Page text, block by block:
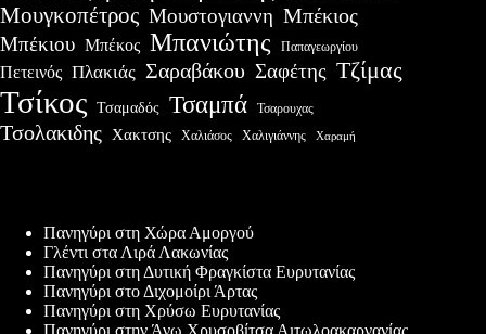
Μουγκοπέτρος Μουστογιαννη Μπέκιος
Μπέκιου Μπέκος Μπανιώτης Παπαγεωργίου
Πετεινός Πλακιάς Σαραβάκου Σαφέτης Τζίμας
Τσίκος Τσαμαδός Τσαμπά Τσαρουχας
Τσολακιδης Χακτσης Χαλιάσος Χαλιγιάννης Χαραμή
Πανηγύρι στη Χώρα Αμοργού
Γλέντι στα Λιρά Λακωνίας
Πανηγύρι στη Δυτική Φραγκίστα Ευρυτανίας
Πανηγύρι στο Διχομοίρι Άρτας
Πανηγύρι στη Χρύσω Ευρυτανίας